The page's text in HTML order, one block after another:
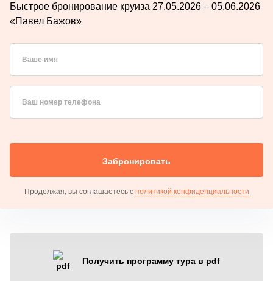
Быстрое бронирование круиза 27.05.2026 – 05.06.2026
«Павел Бажов»
Ваше имя
Ваш номер телефона
Забронировать
Продолжая, вы соглашаетесь с политикой конфиденциальности
Получить программу тура в pdf